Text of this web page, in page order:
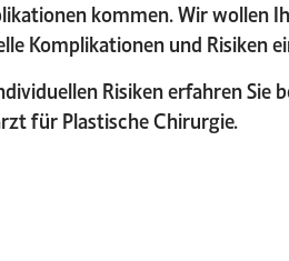
kommen. Wir wollen
Komplikationen und Risiken
Risiken erfahren Sie
für Plastische Chirurgie.